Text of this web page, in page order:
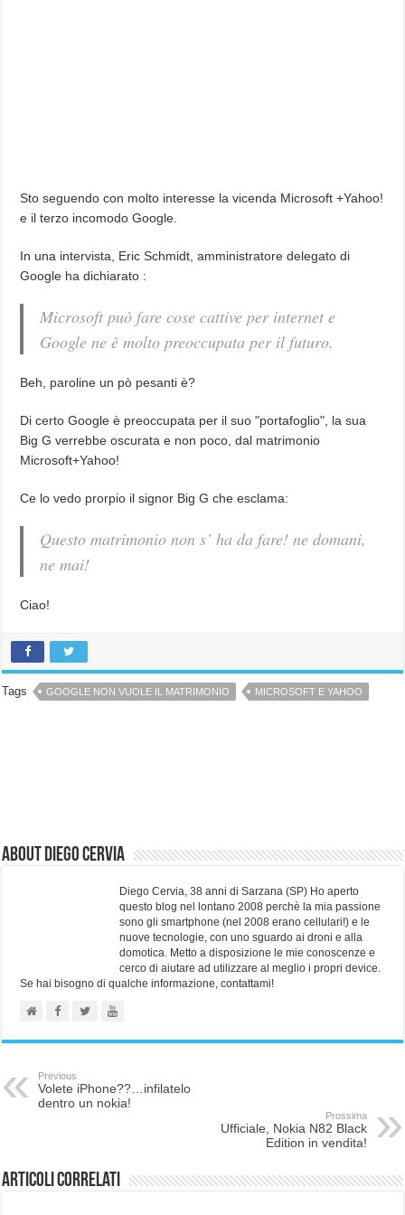
Sto seguendo con molto interesse la vicenda Microsoft +Yahoo!
e il terzo incomodo Google.
In una intervista, Eric Schmidt, amministratore delegato di
Google ha dichiarato :
Microsoft può fare cose cattive per internet e
Google ne è molto preoccupata per il futuro.
Beh, paroline un pò pesanti è?
Di certo Google è preoccupata per il suo "portafoglio", la sua
Big G verrebbe oscurata e non poco, dal matrimonio
Microsoft+Yahoo!
Ce lo vedo prorpio il signor Big G che esclama:
Questo matrimonio non s’ ha da fare! ne domani,
ne mai!
Ciao!
Tags GOOGLE NON VUOLE IL MATRIMONIO MICROSOFT E YAHOO
About Diego Cervia
Diego Cervia, 38 anni di Sarzana (SP) Ho aperto
questo blog nel lontano 2008 perchè la mia passione
sono gli smartphone (nel 2008 erano cellulari!) e le
nuove tecnologie, con uno sguardo ai droni e alla
domotica. Metto a disposizione le mie conoscenze e
cerco di aiutare ad utilizzare al meglio i propri device.
Se hai bisogno di qualche informazione, contattami!
Previous
Volete iPhone??…infilatelo
dentro un nokia!
Prossima
Ufficiale, Nokia N82 Black
Edition in vendita!
Articoli correlati